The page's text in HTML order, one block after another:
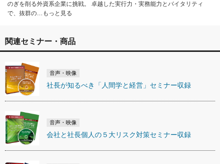
のぎを削る外資系企業に挑戦。 卓越した実行力・実務能力とバイタリティ
で、抜群の…もっと見る
関連セミナー・商品
音声・映像
社長が知るべき「人間学と経営」セミナー収録
音声・映像
会社と社長個人の５大リスク対策セミナー収録